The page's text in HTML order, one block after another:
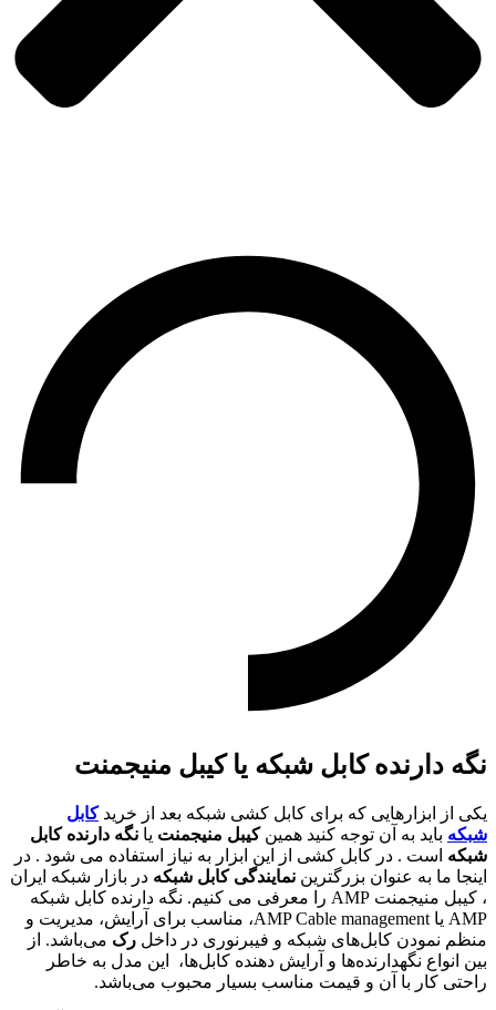
نگه دارنده کابل شبکه یا کیبل منیجمنت
یکی از ابزارهایی که برای کابل کشی شبکه بعد از خریدکابل
شبکه باید به آن توجه کنید همینکیبل منیجمنت یا نگه دارنده کابل
شبکه است . در کابل کشی از این ابزار به نیاز استفاده می شود . در
اینجا ما به عنوان بزرگترین نمایندگی کابل شبکه در بازار شبکه ایران
، کیبل منیجمنت AMP را معرفی می کنیم. نگه دارنده کابل شبکه
AMP یا AMP Cable management، مناسب برای آرایش، مدیریت و
منظم نمودن کابل‌های شبکه و فیبرنوری در داخل رک می‌باشد. از
بین انواع نگهدارنده‌ها و آرایش دهنده کابل‌ها، این مدل به خاطر
راحتی کار با آن و قیمت مناسب بسیار محبوب می‌باشد.